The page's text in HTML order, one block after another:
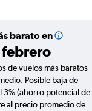
barato en
febrero
de vuelos más baratos
Posible baja de
3% (ahorro potencial de
al precio promedio de